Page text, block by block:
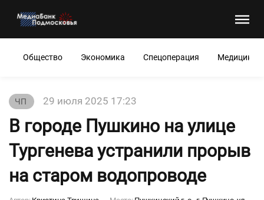
Общество Экономика Спецоперация Медицина
ЧП 29 июля 2025 17:23
В городе Пушкино на улице
Тургенева устранили прорыв
на старом водопроводе